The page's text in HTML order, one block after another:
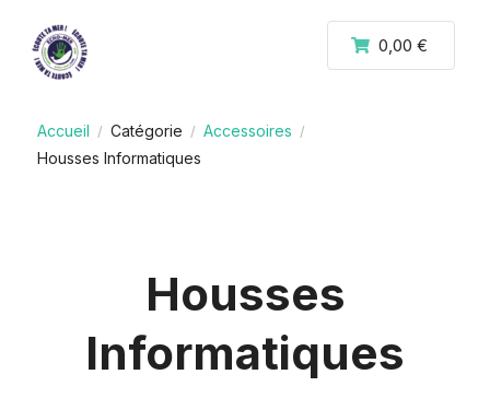
0,00 €
Accueil / Catégorie / Accessoires /
Housses Informatiques
Housses
Informatiques